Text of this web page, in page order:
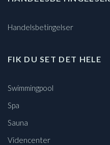
Handelsbetingelser
FIK DU SET DET HELE
Swimmingpool
Spa
Sauna
Videncenter